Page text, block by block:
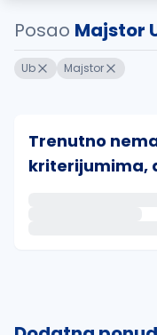
Posao Majstor
Ub Majstor
Trenutno
kriterijumima,